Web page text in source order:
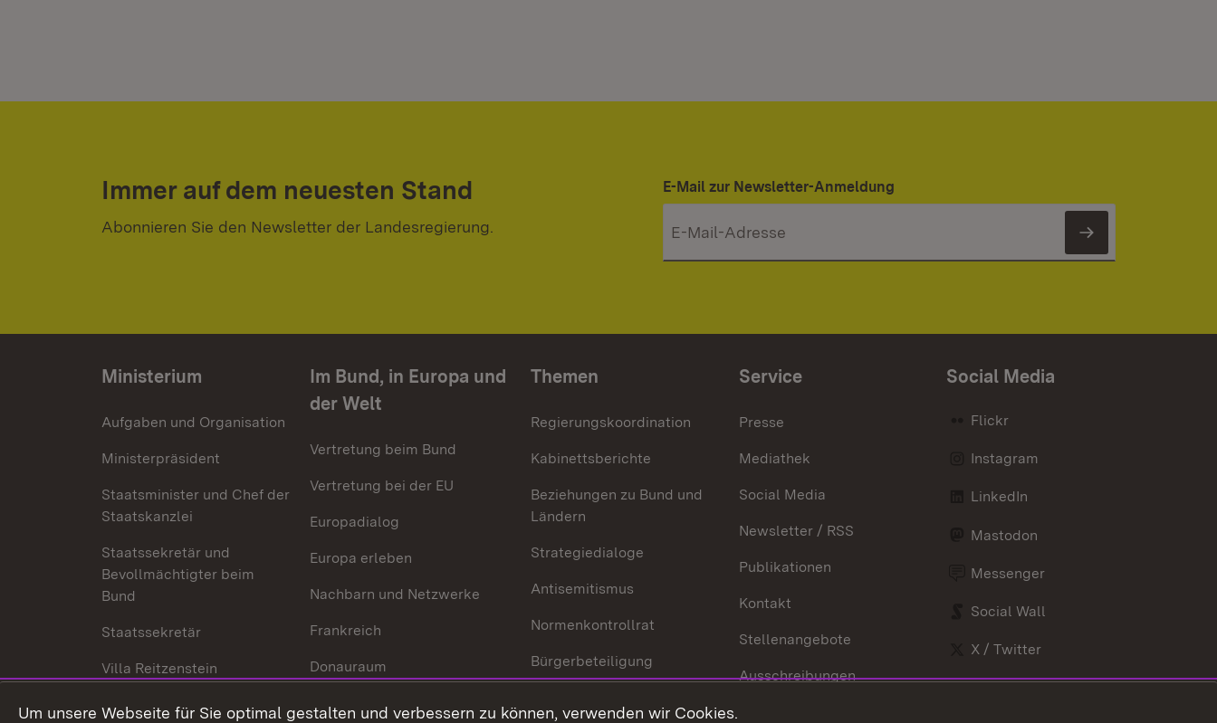
Immer auf dem neuesten Stand
Abonnieren Sie den Newsletter der Landesregierung.
E-Mail zur Newsletter-Anmeldung
Newsletter
Ministerium
Aufgaben und Organisation
Ministerpräsident
Staatsminister und Chef der
Staatskanzlei
Staatssekretär und
Bevollmächtigter beim
Bund
Staatssekretär
Villa Reitzenstein
Kontakt und Anfahrt
Im Bund, in Europa und
der Welt
Vertretung beim Bund
Vertretung bei der EU
Europadialog
Europa erleben
Nachbarn und Netzwerke
Frankreich
Donauraum
Dynamischer Europapool
Themen
Regierungskoordination
Kabinettsberichte
Beziehungen zu Bund und
Ländern
Strategiedialoge
Antisemitismus
Normenkontrollrat
Bürgerbeteiligung
Service
Presse
Mediathek
Social Media
Newsletter / RSS
Publikationen
Kontakt
Stellenangebote
Ausschreibungen
Social Media
Flickr
Instagram
LinkedIn
Mastodon
Messenger
Social Wall
X / Twitter
Youtube
Um unsere Webseite für Sie optimal gestalten und verbessern zu können, verwenden wir Cookies.